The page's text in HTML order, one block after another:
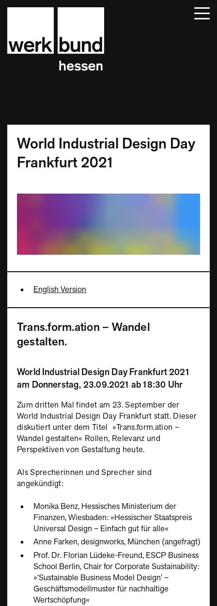
Beiträge
Kontakt
World Industrial Design Day
Frankfurt 2021
English Version
Trans.form.ation – Wandel
gestalten.
World Industrial Design Day Frankfurt 2021
am Donnerstag, 23.09.2021 ab 18:30 Uhr
Zum dritten Mal findet am 23. September der
World Industrial Design Day Frankfurt statt. Dieser
diskutiert unter dem Titel »Trans.form.ation –
Wandel gestalten« Rollen, Relevanz und
Perspektiven von Gestaltung heute.
Als Sprecherinnen und Sprecher sind
angekündigt:
Monika Benz, Hessisches Ministerium der
Finanzen, Wiesbaden: »Hessischer Staatspreis
Universal Design – Einfach gut für alle«
Anne Farken, designworks, München (angefragt)
Prof. Dr. Florian Lüdeke-Freund, ESCP Business
School Berlin, Chair for Corporate Sustainability:
»’Sustainable Business Model Design’ –
Geschäftsmodellmuster für nachhaltige
Wertschöpfung«